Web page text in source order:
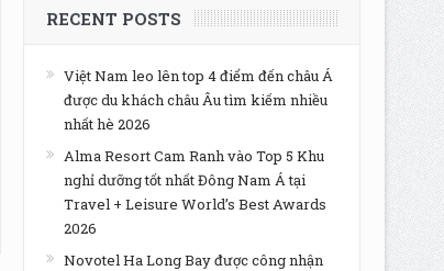
RECENT POSTS
Việt Nam leo lên top 4 điểm đến châu Á
được du khách châu Âu tìm kiếm nhiều
nhất hè 2026
Alma Resort Cam Ranh vào Top 5 Khu
nghỉ dưỡng tốt nhất Đông Nam Á tại
Travel + Leisure World’s Best Awards
2026
Novotel Ha Long Bay được công nhận